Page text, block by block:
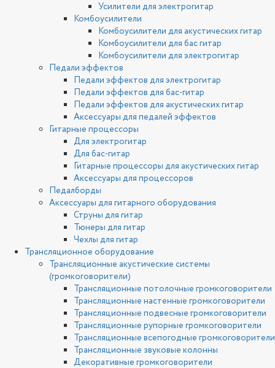
Усилители для электрогитар
Комбоусилители
Комбоусилители для акустических гитар
Комбоусилители для бас гитар
Комбоусилители для электрогитар
Педали эффектов
Педали эффектов для электрогитар
Педали эффектов для бас-гитар
Педали эффектов для акустических гитар
Аксессуары для педалей эффектов
Гитарные процессоры
Для электрогитар
Для бас-гитар
Гитарные процессоры для акустических гитар
Аксессуары для процессоров
Педалборды
Аксессуары для гитарного оборудования
Струны для гитар
Тюнеры для гитар
Чехлы для гитар
Трансляционное оборудование
Трансляционные акустические системы
(громкоговорители)
Трансляционные потолочные громкоговорители
Трансляционные настенные громкоговорители
Трансляционные подвесные громкоговорители
Трансляционные рупорные громкоговорители
Трансляционные всепогодные громкоговорители
Трансляционные звуковые колонны
Декоративные громкоговорители